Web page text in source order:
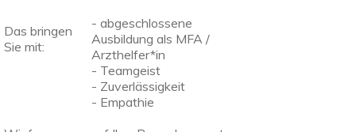
Das bringen
Sie mit:
- abgeschlossene
Ausbildung als MFA /
Arzthelfer*in
- Teamgeist
- Zuverlässigkeit
- Empathie